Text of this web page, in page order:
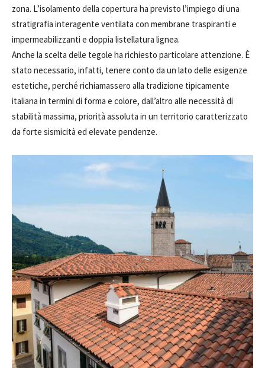
zona. L’isolamento della copertura ha previsto l’impiego di una
stratigrafia interagente ventilata con membrane traspiranti e
impermeabilizzanti e doppia listellatura lignea.
Anche la scelta delle tegole ha richiesto particolare attenzione. È
stato necessario, infatti, tenere conto da un lato delle esigenze
estetiche, perché richiamassero alla tradizione tipicamente
italiana in termini di forma e colore, dall’altro alle necessità di
stabilità massima, priorità assoluta in un territorio caratterizzato
da forte sismicità ed elevate pendenze.